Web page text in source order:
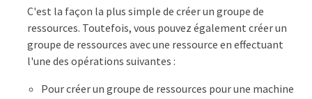
C'est la façon la plus simple de créer un groupe de
ressources. Toutefois, vous pouvez également créer un
groupe de ressources avec une ressource en effectuant
l'une des opérations suivantes :
Pour créer un groupe de ressources pour une machine